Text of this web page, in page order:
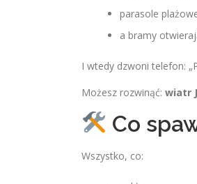
parasole
a bramy
I wtedy dzwoni telefon:
Możesz rozwinąć: wiatr
Co
Wszystko, co: